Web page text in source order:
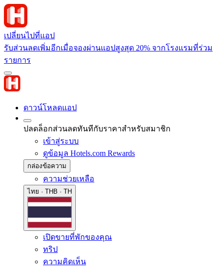
เปลี่ยนไปที่แอป
รับส่วนลดเพิ่มอีกเมื่อจองผ่านแอปสูงสุด 20% จากโรงแรมที่ร่วม
รายการ
ดาวน์โหลดแอป
ปลดล็อกส่วนลดทันทีกับราคาสำหรับสมาชิก
เข้าสู่ระบบ
ดูข้อมูล Hotels.com Rewards
กล่องข้อความ
ความช่วยเหลือ
ไทย · THB · TH
เปิดขายที่พักของคุณ
ทริป
ความคิดเห็น